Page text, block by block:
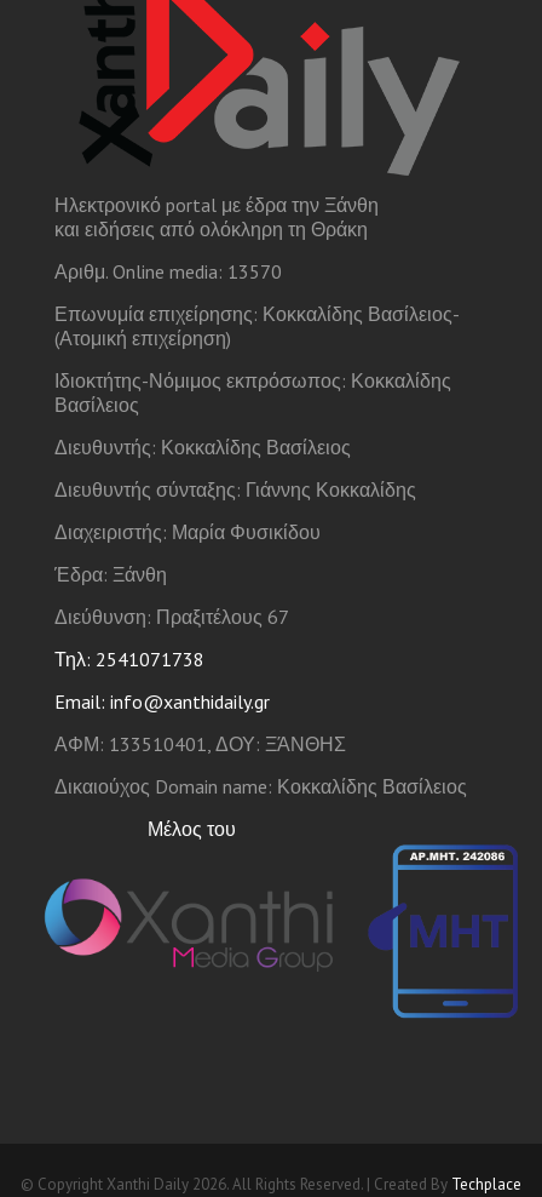
Ηλεκτρονικό portal με έδρα την Ξάνθη
και ειδήσεις από ολόκληρη τη Θράκη
Αριθμ. Online media: 13570
Επωνυμία επιχείρησης: Κοκκαλίδης Βασίλειος-
(Ατομική επιχείρηση)
Ιδιοκτήτης-Νόμιμος εκπρόσωπος: Κοκκαλίδης
Βασίλειος
Διευθυντής: Κοκκαλίδης Βασίλειος
Διευθυντής σύνταξης: Γιάννης Κοκκαλίδης
Διαχειριστής: Μαρία Φυσικίδου
Έδρα: Ξάνθη
Διεύθυνση: Πραξιτέλους 67
Τηλ: 2541071738
Email: info@xanthidaily.gr
ΑΦΜ: 133510401, ΔΟΥ: ΞΆΝΘΗΣ
Δικαιούχος Domain name: Κοκκαλίδης Βασίλειος
Μέλος του
© Copyright Xanthi Daily 2026. All Rights Reserved. | Created By Techplace